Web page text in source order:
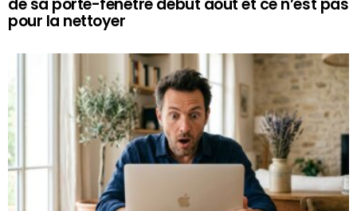
de sa porte-fenêtre début août et ce n’est pas
pour la nettoyer